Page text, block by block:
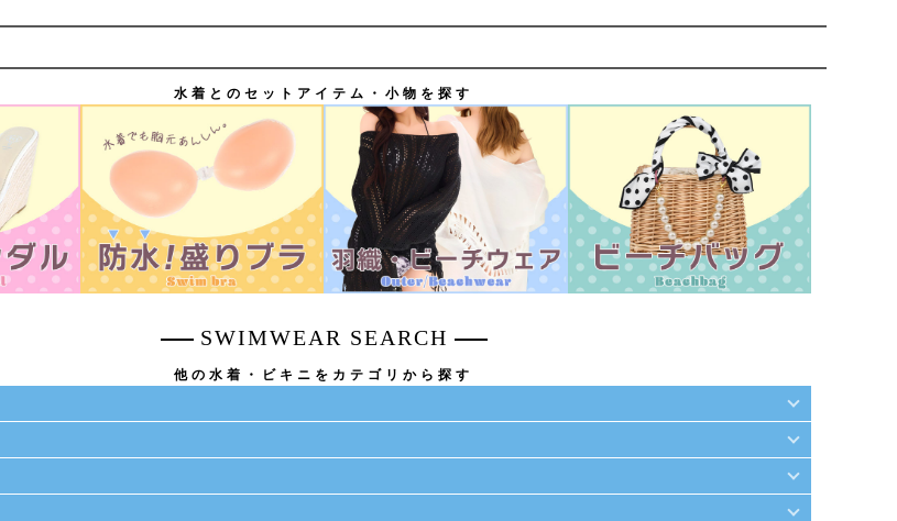
水着とのセットアイテム・小物を探す
SWIMWEAR SEARCH
他の水着・ビキニをカテゴリから探す